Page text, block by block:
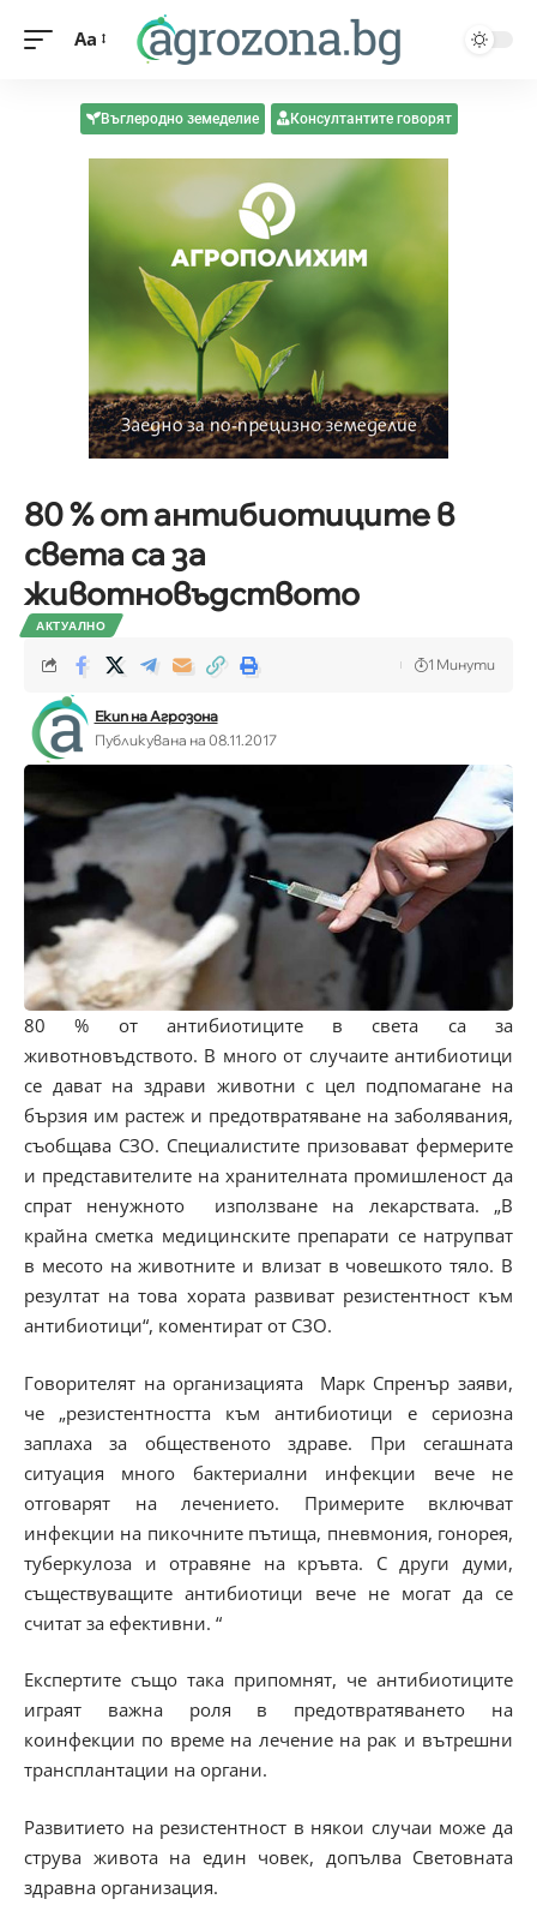
Aa
Въглеродно земеделие Консултантите говорят
80 % от антибиотиците в
света са за
животновъдството
АКТУАЛНО
Екип на Агрозона
Публикувана на 08.11.2017
1 Минути
80 % от антибиотиците в света са за
животновъдството. В много от случаите антибиотици
се дават на здрави животни с цел подпомагане на
бързия им растеж и предотвратяване на заболявания,
съобщава СЗО. Специалистите призовават фермерите
и представителите на хранителната промишленост да
спрат ненужното използване на лекарствата. „В
крайна сметка медицинските препарати се натрупват
в месото на животните и влизат в човешкото тяло. В
резултат на това хората развиват резистентност към
антибиотици“, коментират от СЗО.
Говорителят на организацията Марк Спренър заяви,
че „резистентността към антибиотици е сериозна
заплаха за общественото здраве. При сегашната
ситуация много бактериални инфекции вече не
отговарят на лечението. Примерите включват
инфекции на пикочните пътища, пневмония, гонорея,
туберкулоза и отравяне на кръвта. С други думи,
съществуващите антибиотици вече не могат да се
считат за ефективни. “
Експертите също така припомнят, че антибиотиците
играят важна роля в предотвратяването на
коинфекции по време на лечение на рак и вътрешни
трансплантации на органи.
Развитието на резистентност в някои случаи може да
струва живота на един човек, допълва Световната
здравна организация.